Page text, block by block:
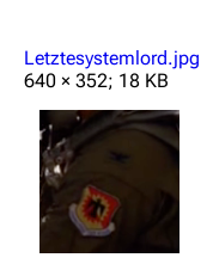
Letztesystemlord.jpg
640 × 352; 18 KB